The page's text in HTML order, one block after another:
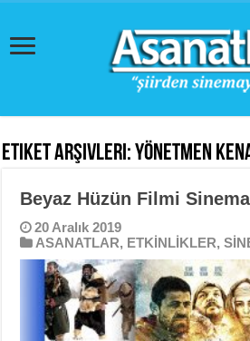
Etiket Arşivleri:Yönetmen
Beyaz Hüzün Filmi
20 Aralık 2019
ASANATLAR, ETKİNLİKLER,